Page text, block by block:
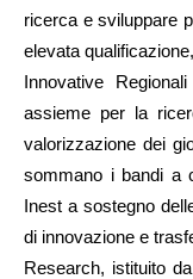
ricerca e sviluppare
elevata
Innovative
assieme per la
valorizzazione dei
sommano i bandi a
Inest a sostegno
di innovazione e
Research, istituito